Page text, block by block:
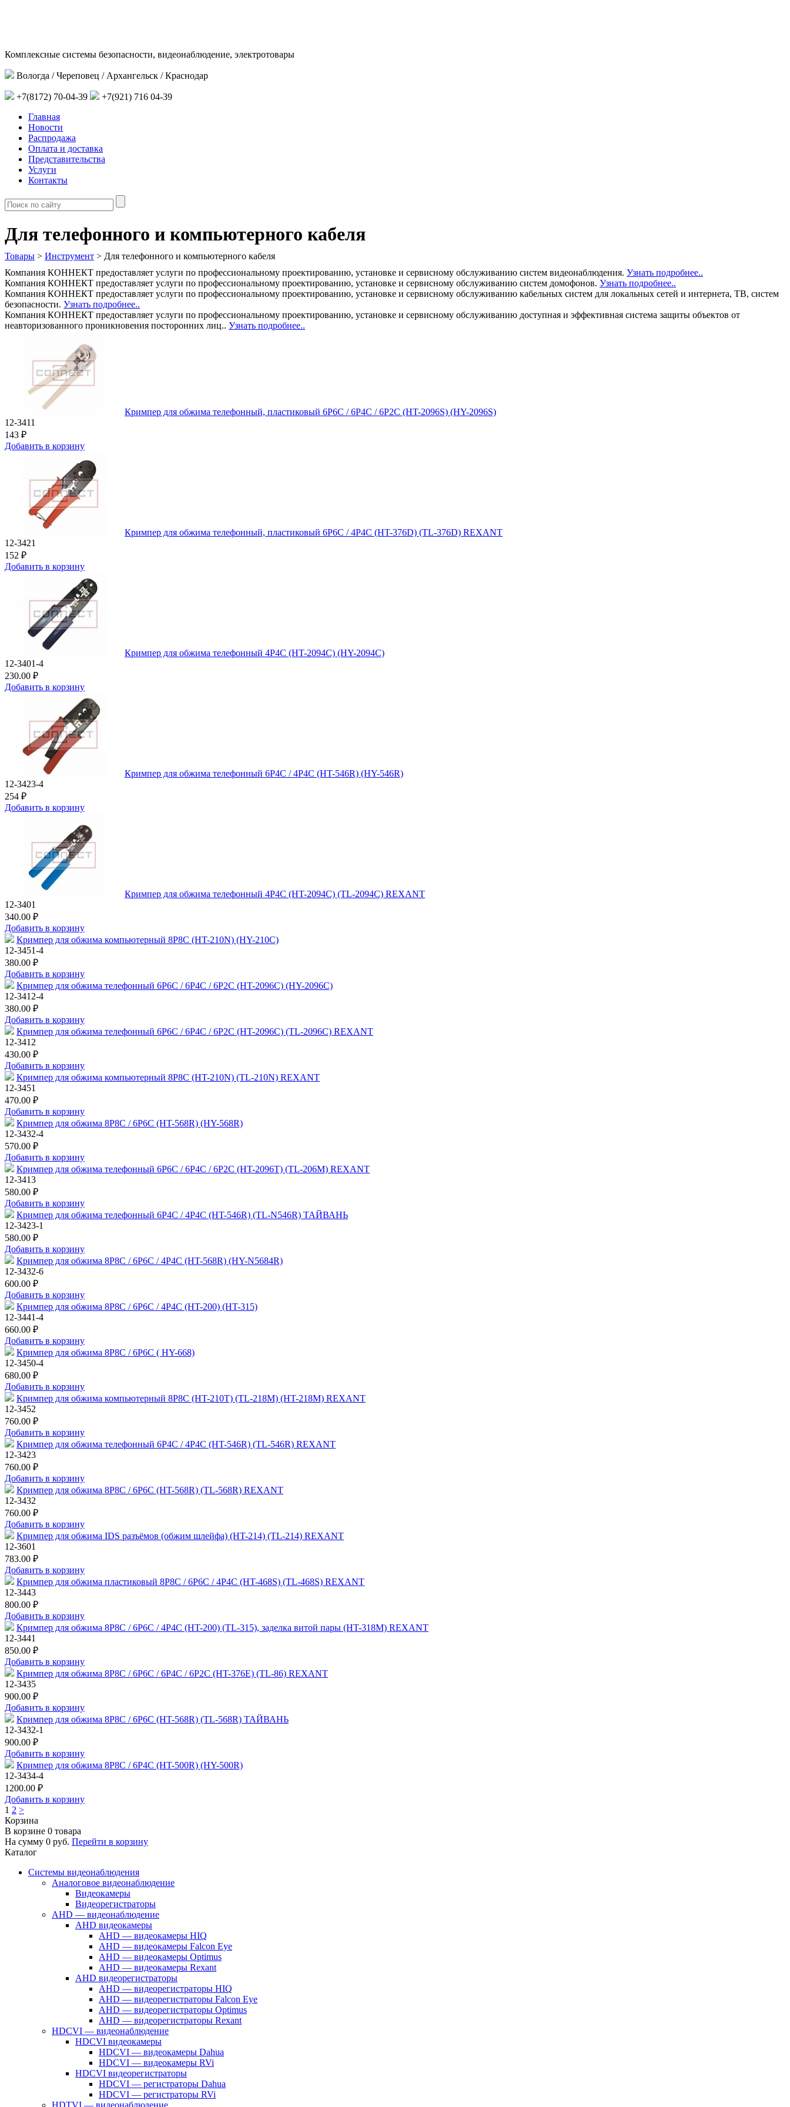
Комплексные системы безопасности, видеонаблюдение, электротовары
Вологда / Череповец / Архангельск / Краснодар
+7(8172) 70-04-39
+7(921) 716 04-39
Главная
Новости
Распродажа
Оплата и доставка
Представительства
Услуги
Контакты
Для телефонного и компьютерного кабеля
Товары > Инструмент > Для телефонного и компьютерного кабеля
Компания КОННЕКТ предоставляет услуги по профессиональному проектированию, установке и сервисному обслуживанию систем видеонаблюдения. Узнать подробнее..
Компания КОННЕКТ предоставляет услуги по профессиональному проектированию, установке и сервисному обслуживанию систем домофонов. Узнать подробнее..
Компания КОННЕКТ предоставляет услуги по профессиональному проектированию, установке и сервисному обслуживанию кабельных систем для локальных сетей и интернета, ТВ, систем
безопасности. Узнать подробнее..
Компания КОННЕКТ предоставляет услуги по профессиональному проектированию, установке и сервисному обслуживанию доступная и эффективная система защиты объектов от
неавторизованного проникновения посторонних лиц.. Узнать подробнее..
Кримпер для обжима телефонный, пластиковый 6P6C / 6P4C / 6P2C (HT-2096S) (HY-2096S)
12-3411
143 ₽
Добавить в корзину
Кримпер для обжима телефонный, пластиковый 6P6C / 4P4C (HT-376D) (TL-376D) REXANT
12-3421
152 ₽
Добавить в корзину
Кримпер для обжима телефонный 4P4C (HT-2094C) (HY-2094C)
12-3401-4
230.00 ₽
Добавить в корзину
Кримпер для обжима телефонный 6P4C / 4P4C (HT-546R) (HY-546R)
12-3423-4
254 ₽
Добавить в корзину
Кримпер для обжима телефонный 4P4C (HT-2094C) (TL-2094C) REXANT
12-3401
340.00 ₽
Добавить в корзину
Кримпер для обжима компьютерный 8P8C (HT-210N) (HY-210C)
12-3451-4
380.00 ₽
Добавить в корзину
Кримпер для обжима телефонный 6P6C / 6P4C / 6P2C (HT-2096C) (HY-2096C)
12-3412-4
380.00 ₽
Добавить в корзину
Кримпер для обжима телефонный 6P6C / 6P4C / 6P2C (HT-2096C) (TL-2096C) REXANT
12-3412
430.00 ₽
Добавить в корзину
Кримпер для обжима компьютерный 8P8C (HT-210N) (TL-210N) REXANT
12-3451
470.00 ₽
Добавить в корзину
Кримпер для обжима 8P8C / 6P6C (HT-568R) (HY-568R)
12-3432-4
570.00 ₽
Добавить в корзину
Кримпер для обжима телефонный 6P6C / 6P4C / 6P2C (HT-2096T) (TL-206M) REXANT
12-3413
580.00 ₽
Добавить в корзину
Кримпер для обжима телефонный 6P4C / 4P4C (HT-546R) (TL-N546R) ТАЙВАНЬ
12-3423-1
580.00 ₽
Добавить в корзину
Кримпер для обжима 8P8C / 6P6C / 4P4C (HT-568R) (HY-N5684R)
12-3432-6
600.00 ₽
Добавить в корзину
Кримпер для обжима 8P8C / 6P6C / 4P4C (HT-200) (HT-315)
12-3441-4
660.00 ₽
Добавить в корзину
Кримпер для обжима 8P8C / 6P6C ( HY-668)
12-3450-4
680.00 ₽
Добавить в корзину
Кримпер для обжима компьютерный 8P8C (HT-210T) (TL-218M) (HT-218M) REXANT
12-3452
760.00 ₽
Добавить в корзину
Кримпер для обжима телефонный 6P4C / 4P4C (HT-546R) (TL-546R) REXANT
12-3423
760.00 ₽
Добавить в корзину
Кримпер для обжима 8P8C / 6P6C (HT-568R) (TL-568R) REXANT
12-3432
760.00 ₽
Добавить в корзину
Кримпер для обжима IDS разъёмов (обжим шлейфа) (HT-214) (TL-214) REXANT
12-3601
783.00 ₽
Добавить в корзину
Кримпер для обжима пластиковый 8P8C / 6P6C / 4P4C (HT-468S) (TL-468S) REXANT
12-3443
800.00 ₽
Добавить в корзину
Кримпер для обжима 8P8C / 6P6C / 4P4C (HT-200) (TL-315), заделка витой пары (HT-318М) REXANT
12-3441
850.00 ₽
Добавить в корзину
Кримпер для обжима 8P8C / 6P6C / 6P4C / 6P2C (HT-376Е) (TL-86) REXANT
12-3435
900.00 ₽
Добавить в корзину
Кримпер для обжима 8P8C / 6P6C (HT-568R) (TL-568R) ТАЙВАНЬ
12-3432-1
900.00 ₽
Добавить в корзину
Кримпер для обжима 8P8C / 6P4C (HT-500R) (HY-500R)
12-3434-4
1200.00 ₽
Добавить в корзину
1 2 >
Корзина
В корзине 0 товара
На сумму 0 руб. Перейти в корзину
Каталог
Системы видеонаблюдения
Аналоговое видеонаблюдение
Видеокамеры
Видеорегистраторы
AHD — видеонаблюдение
AHD видеокамеры
AHD — видеокамеры HIQ
AHD — видеокамеры Falcon Eye
AHD — видеокамеры Optimus
AHD — видеокамеры Rexant
AHD видеорегистраторы
AHD — видеорегистраторы HIQ
AHD — видеорегистраторы Falcon Eye
AHD — видеорегистраторы Optimus
AHD — видеорегистраторы Rexant
HDCVI — видеонаблюдение
HDCVI видеокамеры
HDCVI — видеокамеры Dahua
HDCVI — видеокамеры RVi
HDCVI видеорегистраторы
HDCVI — регистраторы Dahua
HDCVI — регистраторы RVi